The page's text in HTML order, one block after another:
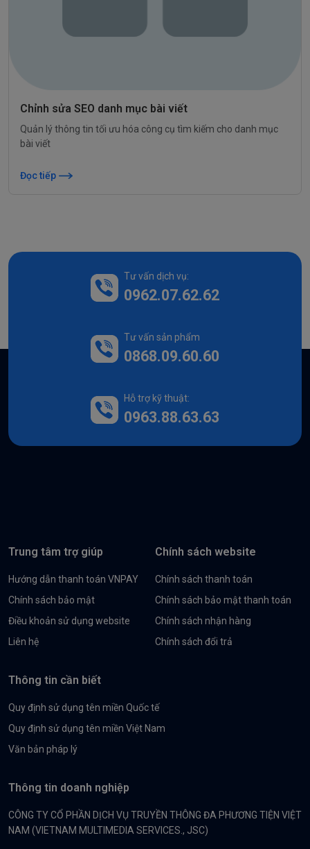
Chỉnh sửa SEO danh mục bài viết
Quản lý thông tin tối ưu hóa công cụ tìm kiếm cho danh mục
bài viết
Đọc tiếp
Tư vấn dịch vụ:
0962.07.62.62
Tư vấn sản phẩm
0868.09.60.60
Hỗ trợ kỹ thuật:
0963.88.63.63
Trung tâm trợ giúp
Hướng dẫn thanh toán VNPAY
Chính sách bảo mật
Điều khoản sử dụng website
Liên hệ
Chính sách website
Chính sách thanh toán
Chính sách bảo mật thanh toán
Chính sách nhận hàng
Chính sách đổi trả
Thông tin cần biết
Quy định sử dụng tên miền Quốc tế
Quy định sử dụng tên miền Việt Nam
Văn bản pháp lý
Thông tin doanh nghiệp
CÔNG TY CỔ PHẦN DỊCH VỤ TRUYỀN THÔNG ĐA PHƯƠNG TIỆN VIỆT
NAM (VIETNAM MULTIMEDIA SERVICES., JSC)